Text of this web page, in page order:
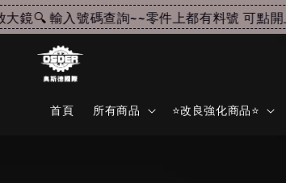
🔍 輸入號碼查詢~~零件上都有料號 可點開
首頁 所有商品 ⭐改良強化商品⭐